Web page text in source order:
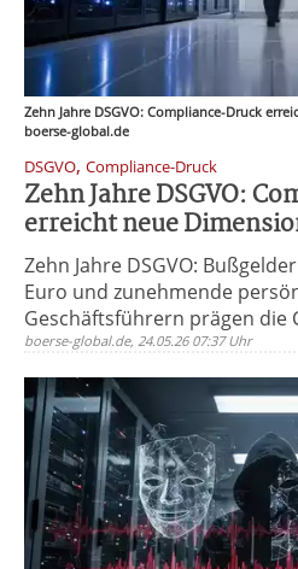
Zehn Jahre DSGVO: Compliance-Druck
boerse-global.de
DSGVO, Compliance-Druck
Zehn Jahre DSGVO:
erreicht neue
Zehn Jahre DSGVO:
Euro und zunehmende
Geschäftsführern prägen die
boerse-global.de, 24.05.26 07:37 Uhr